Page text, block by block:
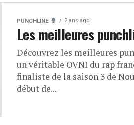
PUNCHLINE 2 ans ago
Les meilleures
Découvrez les meilleures
un véritable OVNI du rap
finaliste de la saison 3 de
début de...